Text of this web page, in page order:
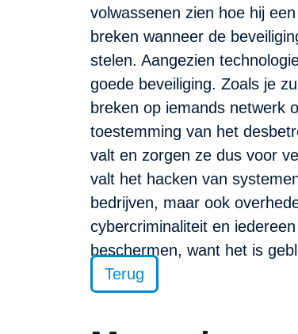
volwassenen zien hoe hij
breken wanneer de
stelen. Aangezien
goede beveiliging. Zoals je
breken op iemands netwerk
toestemming van het
valt en zorgen ze dus voor
valt het hacken van
bedrijven, maar ook
cybercriminaliteit en
beschermen, want het is
Terug